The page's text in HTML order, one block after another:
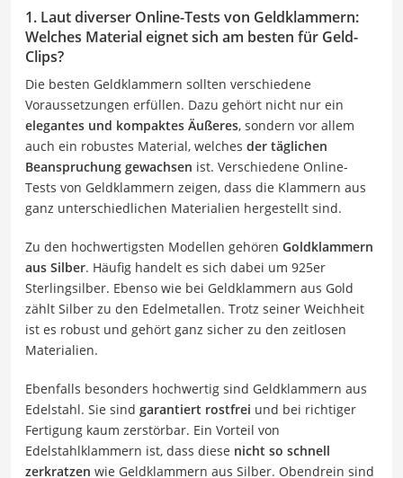
1. Laut diverser Online-Tests von Geldklammern:
Welches Material eignet sich am besten für Geld-
Clips?
Die besten Geldklammern sollten verschiedene
Voraussetzungen erfüllen. Dazu gehört nicht nur ein
elegantes und kompaktes Äußeres, sondern vor allem
auch ein robustes Material, welches der täglichen
Beanspruchung gewachsen ist. Verschiedene Online-
Tests von Geldklammern zeigen, dass die Klammern aus
ganz unterschiedlichen Materialien hergestellt sind.
Zu den hochwertigsten Modellen gehören Goldklammern
aus Silber. Häufig handelt es sich dabei um 925er
Sterlingsilber. Ebenso wie bei Geldklammern aus Gold
zählt Silber zu den Edelmetallen. Trotz seiner Weichheit
ist es robust und gehört ganz sicher zu den zeitlosen
Materialien.
Ebenfalls besonders hochwertig sind Geldklammern aus
Edelstahl. Sie sind garantiert rostfrei und bei richtiger
Fertigung kaum zerstörbar. Ein Vorteil von
Edelstahlklammern ist, dass diese nicht so schnell
zerkratzen wie Geldklammern aus Silber. Obendrein sind